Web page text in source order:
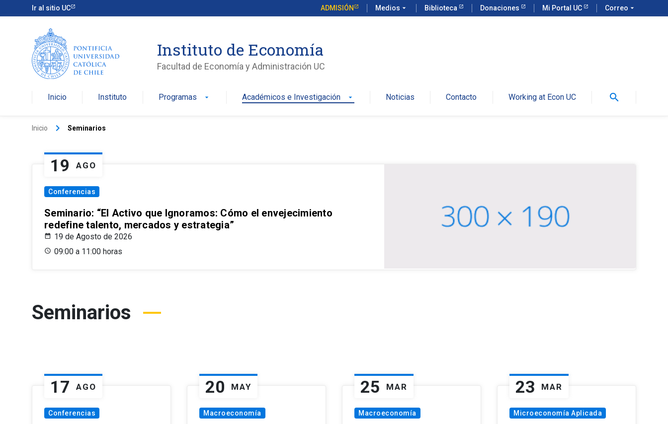
Ir al sitio UC ADMISIÓN Medios arrow_drop_down Biblioteca Donaciones Mi Portal UC Correo arrow_drop_down
Instituto de Economía
Facultad de Economía y Administración UC
Inicio Instituto Programas arrow_drop_down Académicos e Investigación arrow_drop_down Noticias Contacto Working at Econ UC search
Inicio keyboard_arrow_right Seminarios
19 AGO
Conferencias
Seminario: “El Activo que Ignoramos: Cómo el envejecimiento
redefine talento, mercados y estrategia”
19 de Agosto de 2026
09:00 a 11:00 horas
Seminarios
17 AGO
Conferencias
20 MAY
Macroeconomía
25 MAR
Macroeconomía
23 MAR
Microeconomía Aplicada